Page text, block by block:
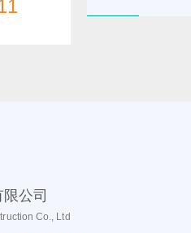
公司
Co., Ltd